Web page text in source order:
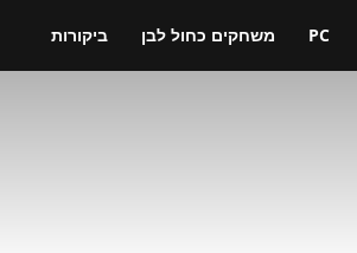
ביקורות משחקים כחול לבן PC